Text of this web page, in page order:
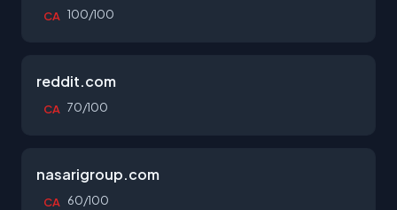
CA 100/100
reddit.com
CA 70/100
nasarigroup.com
CA 60/100